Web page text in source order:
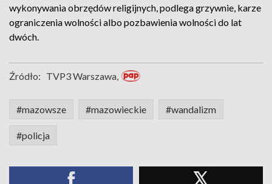
wykonywania obrzędów religijnych, podlega grzywnie, karze
ograniczenia wolności albo pozbawienia wolności do lat
dwóch.
Źródło: TVP3 Warszawa,
#mazowsze #mazowieckie #wandalizm
#policja